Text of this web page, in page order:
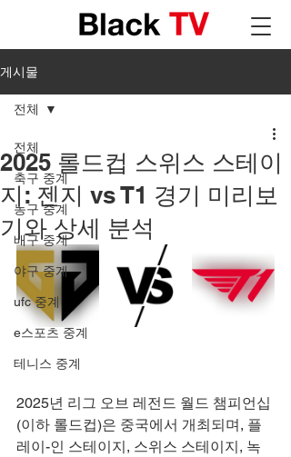
게시물
전체
축구 중계
농구 중계
배구 중계
야구 중계
ufc 중계
e스포츠 중계
테니스 중계
전체
2025 롤드컵 스위스 스테이
지: 젠지 vs T1 경기 미리보
기와 상세 분석
2025년 리그 오브 레전드 월드 챔피언십
(이하 롤드컵)은 중국에서 개최되며, 플
레이-인 스테이지, 스위스 스테이지, 녹